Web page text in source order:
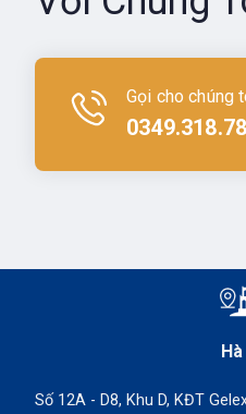
Gọi cho chúng
Số 12A - D8, Khu D, KĐT